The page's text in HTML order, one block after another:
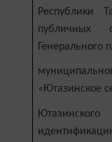
Республики
публичных
Генерального
«Ютазинское